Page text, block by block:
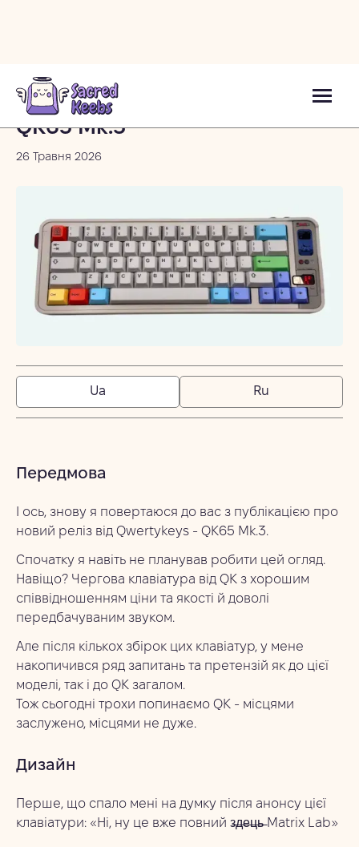
Блог
QK65 Mk.3
26 Травня 2026
Ua Ru
Передмова
І ось, знову я повертаюся до вас з публікацією про
новий реліз від Qwertykeys - QK65 Mk.3.
Спочатку я навіть не планував робити цей огляд.
Навіщо? Чергова клавіатура від QK з хорошим
співвідношенням ціни та якості й доволі
передбачуваним звуком.
Але після кількох збірок цих клавіатур, у мене
накопичився ряд запитань та претензій як до цієї
моделі, так і до QK загалом.
Тож сьогодні трохи попинаємо QK - місцями
заслужено, місцями не дуже.
Дизайн
Перше, що спало мені на думку після анонсу цієї
клавіатури: «Ні, ну це вже повний з̶д̶е̶ц̶ь̶ Matrix Lab»